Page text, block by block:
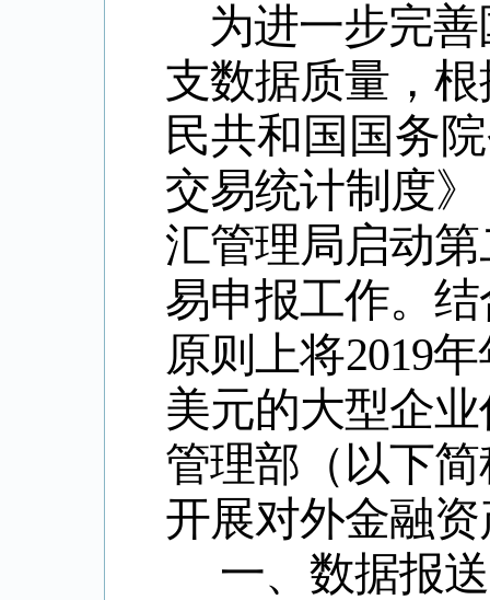
为进一步完
支数据质量，
民共和国国务
交易统计制度
汇管理局启动
易申报工作。
原则上将2019年
美元的大型企
管理部（以下
开展对外金融
一、数据报